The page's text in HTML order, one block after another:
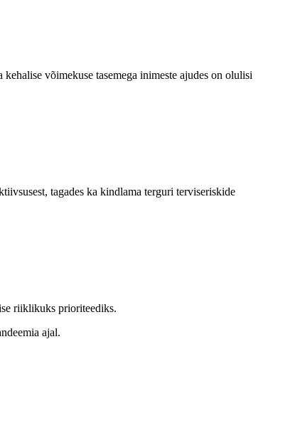
võimekuse tasemega inimeste ajudes on olulisi
tagades ka kindlama terguri terviseriskide
riiklikuks prioriteediks.
ajal.